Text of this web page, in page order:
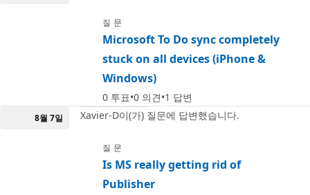
질문
Microsoft To Do sync completely
stuck on all devices (iPhone &
Windows)
0 투표 0 의견 1 답변
8월 7일 Xavier-D이(가) 질문에 답변했습니다.
질문
Is MS really getting rid of
Publisher